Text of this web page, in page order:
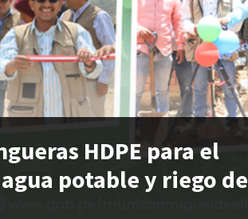
HDPE para el
potable y riego de